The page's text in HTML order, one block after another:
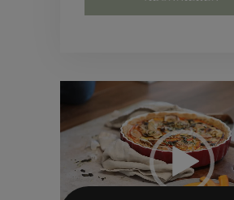
Video-